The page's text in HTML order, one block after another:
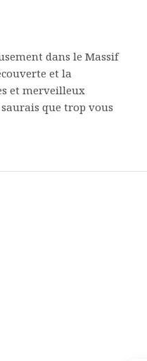
dans le Massif
et la
et merveilleux
que trop vous